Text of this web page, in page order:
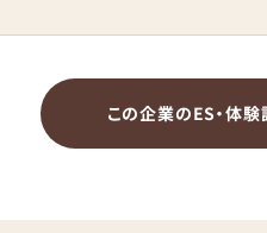
この企業のES・体験